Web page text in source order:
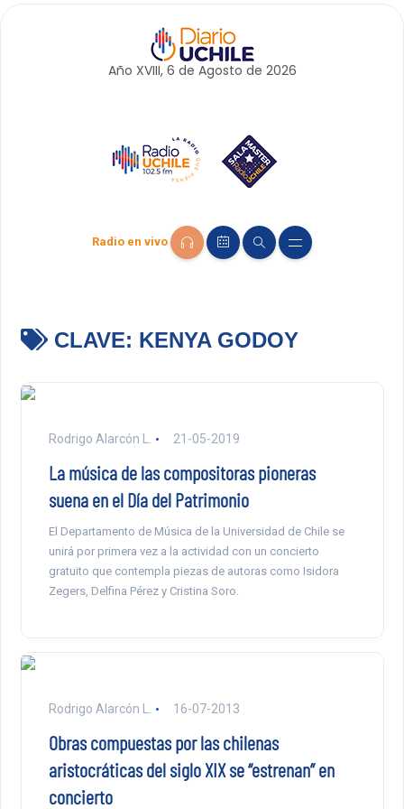
Año XVIII, 6 de Agosto de 2026
Radio en vivo
CLAVE: KENYA GODOY
Rodrigo Alarcón L. 21-05-2019
La música de las compositoras pioneras
suena en el Día del Patrimonio
El Departamento de Música de la Universidad de Chile se
unirá por primera vez a la actividad con un concierto
gratuito que contempla piezas de autoras como Isidora
Zegers, Delfina Pérez y Cristina Soro.
Rodrigo Alarcón L. 16-07-2013
Obras compuestas por las chilenas
aristocráticas del siglo XIX se “estrenan” en
concierto